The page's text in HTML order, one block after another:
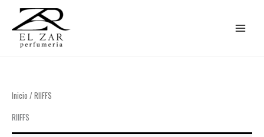
contenido
Inicio / RIIFFS
RIIFFS